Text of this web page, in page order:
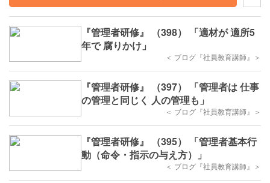
『管理者研修』 （398） 「適材が 適所5
年で 腐りかけ」
＜ ブログ『社員教育講師』＞
『管理者研修』 （397） 「管理者は 仕事
の管理と同じく 人の管理も」
＜ ブログ『社員教育講師』＞
『管理者研修』 （395） 「管理者基本行
動（命令・指示の与え方）」
＜ ブログ『社員教育講師』＞